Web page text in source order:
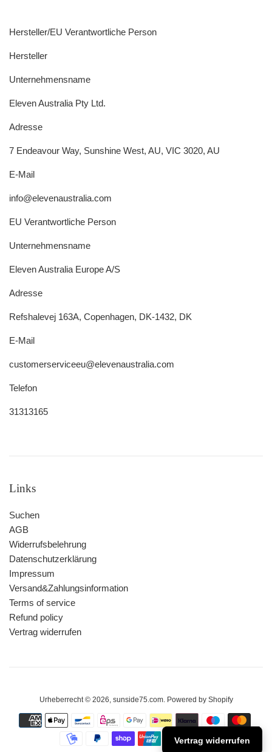
Hersteller/EU Verantwortliche Person
Hersteller
Unternehmensname
Eleven Australia Pty Ltd.
Adresse
7 Endeavour Way, Sunshine West, AU, VIC 3020, AU
E-Mail
info@elevenaustralia.com
EU Verantwortliche Person
Unternehmensname
Eleven Australia Europe A/S
Adresse
Refshalevej 163A, Copenhagen, DK-1432, DK
E-Mail
customerserviceeu@elevenaustralia.com
Telefon
31313165
Links
Suchen
AGB
Widerrufsbelehrung
Datenschutzerklärung
Impressum
Versand&Zahlungsinformation
Terms of service
Refund policy
Vertrag widerrufen
Urheberrecht © 2026, sunside75.com. Powered by Shopify
Zahlungsarten
Vertrag widerrufen